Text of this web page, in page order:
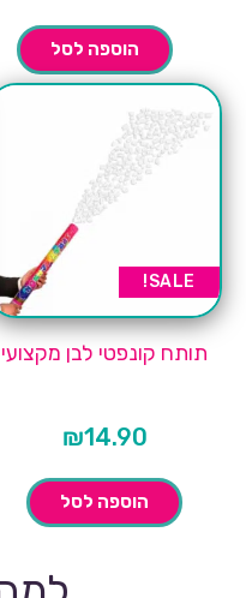
הוספה לסל
SALE!
תותח קונפטי לבן מקצועי
₪14.90
הוספה לסל